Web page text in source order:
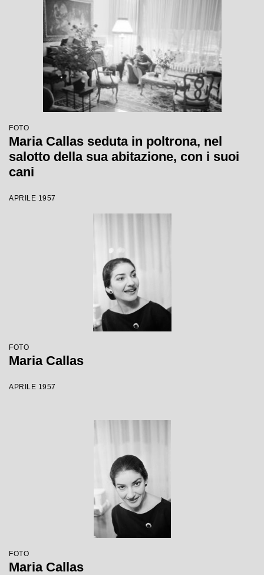
FOTO
Maria Callas seduta in poltrona, nel
salotto della sua abitazione, con i suoi
cani
APRILE 1957
FOTO
Maria Callas
APRILE 1957
FOTO
Maria Callas